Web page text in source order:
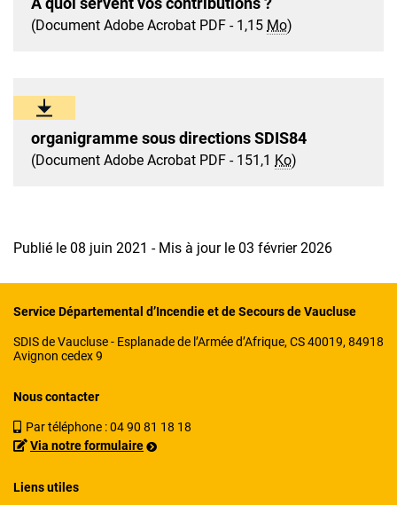
(Document Adobe Acrobat PDF - 1,15 Mo)
organigramme sous directions SDIS84
(Document Adobe Acrobat PDF - 151,1 Ko)
Publié le 08 juin 2021 - Mis à jour le 03 février 2026
Service Départemental d’Incendie et de Secours de Vaucluse
SDIS de Vaucluse - Esplanade de l’Armée d’Afrique, CS 40019, 84918
Avignon cedex 9
Nous contacter
Par téléphone :04 90 81 18 18
Via notre formulaire
Liens utiles